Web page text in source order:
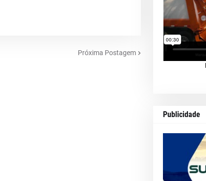
Próxima Postagem
Publicidade